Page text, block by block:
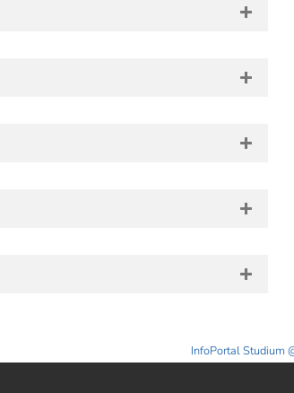
InfoPortal Studium